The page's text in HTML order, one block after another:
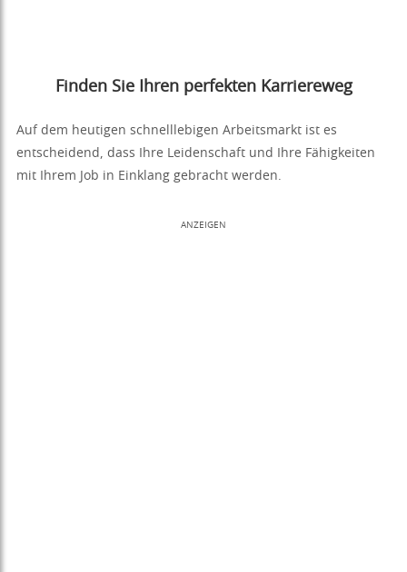
Finden Sie Ihren perfekten Karriereweg
Auf dem heutigen schnelllebigen Arbeitsmarkt ist es
entscheidend, dass Ihre Leidenschaft und Ihre Fähigkeiten
mit Ihrem Job in Einklang gebracht werden.
ANZEIGEN